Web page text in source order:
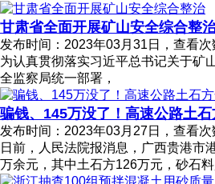
甘肃省全面开展矿山安全综合整
发布时间：2023年03月31日，查看
为认真贯彻落实习近平总书记关于矿
全监察局统一部署，
骗钱、145万没了！高速公路土
发布时间：2023年03月27日，查看
日前，人民法院报消息，广西贵港市
万余元，其中土石方126万元，砂石